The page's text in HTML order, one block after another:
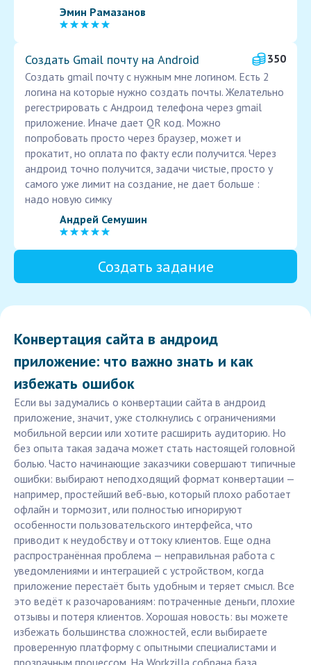
Эмин Рамазанов
Создать Gmail почту на Android
350
Создать gmail почту с нужным мне логином. Есть 2
логина на которые нужно создать почты. Желательно
регестрировать с Андроид телефона через gmail
приложение. Иначе дает QR код. Можно
попробовать просто через браузер, может и
прокатит, но оплата по факту если получится. Через
андроид точно получится, задачи чистые, просто у
самого уже лимит на создание, не дает больше :
надо новую симку
Андрей Семушин
Создать задание
Конвертация сайта в андроид
приложение: что важно знать и как
избежать ошибок
Если вы задумались о конвертации сайта в андроид
приложение, значит, уже столкнулись с ограничениями
мобильной версии или хотите расширить аудиторию. Но
без опыта такая задача может стать настоящей головной
болью. Часто начинающие заказчики совершают типичные
ошибки: выбирают неподходящий формат конвертации —
например, простейший веб-вью, который плохо работает
офлайн и тормозит, или полностью игнорируют
особенности пользовательского интерфейса, что
приводит к неудобству и оттоку клиентов. Еще одна
распространённая проблема — неправильная работа с
уведомлениями и интеграцией с устройством, когда
приложение перестаёт быть удобным и теряет смысл. Все
это ведёт к разочарованиям: потраченные деньги, плохие
отзывы и потеря клиентов. Хорошая новость: вы можете
избежать большинства сложностей, если выбираете
проверенную платформу с опытными специалистами и